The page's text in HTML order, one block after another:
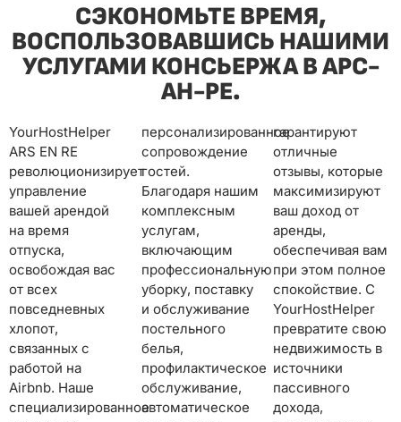
СЭКОНОМЬТЕ ВРЕМЯ,
ВОСПОЛЬЗОВАВШИСЬ НАШИМИ
УСЛУГАМИ КОНСЬЕРЖА В АРС-
АН-РЕ.
YourHostHelper
ARS EN RE
революционизирует
управление
вашей арендой
на время
отпуска,
освобождая вас
от всех
повседневных
хлопот,
связанных с
работой на
Airbnb. Наше
специализированное
персонализированное
сопровождение
гостей.
Благодаря нашим
комплексным
услугам,
включающим
профессиональную
уборку, поставку
и обслуживание
постельного
белья,
профилактическое
обслуживание,
автоматическое
гарантируют
отличные
отзывы, которые
максимизируют
ваш доход от
аренды,
обеспечивая вам
при этом полное
спокойствие. С
YourHostHelper
превратите свою
недвижимость в
источники
пассивного
дохода,